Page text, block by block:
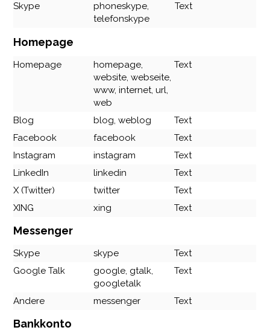
Skype
phoneskype,
telefonskype
Text
Homepage
Homepage
homepage,
website, webseite,
www, internet, url,
web
Text
Blog blog, weblog
Text
Facebook
facebook
Text
Instagram
instagram
Text
LinkedIn
linkedin
Text
X (Twitter)
twitter
Text
XING
xing Text
Messenger
Skype skype
Text
Google Talk
google, gtalk,
googletalk
Text
Andere messenger Text
Bankkonto